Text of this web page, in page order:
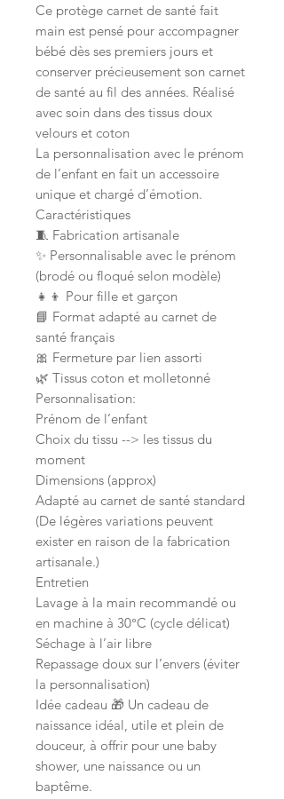
Ce protège carnet de santé fait
main est pensé pour accompagner
bébé dès ses premiers jours et
conserver précieusement son carnet
de santé au fil des années. Réalisé
avec soin dans des tissus doux
velours et coton
La personnalisation avec le prénom
de l’enfant en fait un accessoire
unique et chargé d’émotion.
Caractéristiques
🧵 Fabrication artisanale
✨ Personnalisable avec le prénom
(brodé ou floqué selon modèle)
👧👦 Pour fille et garçon
📘 Format adapté au carnet de
santé français
🎀 Fermeture par lien assorti
🌿 Tissus coton et molletonné
Personnalisation:
Prénom de l’enfant
Choix du tissu --> les tissus du
moment
Dimensions (approx)
Adapté au carnet de santé standard
(De légères variations peuvent
exister en raison de la fabrication
artisanale.)
Entretien
Lavage à la main recommandé ou
en machine à 30°C (cycle délicat)
Séchage à l’air libre
Repassage doux sur l’envers (éviter
la personnalisation)
Idée cadeau 🎁 Un cadeau de
naissance idéal, utile et plein de
douceur, à offrir pour une baby
shower, une naissance ou un
baptême.